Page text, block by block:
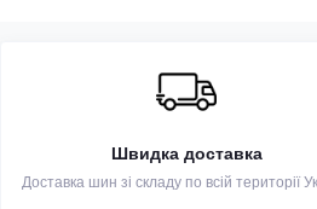
Швидка доставка
Доставка шин зі складу по всій території